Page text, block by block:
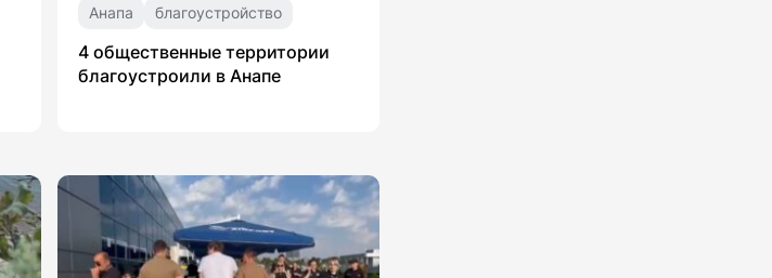
Анапа благоустройство
4 общественные территории
благоустроили в Анапе